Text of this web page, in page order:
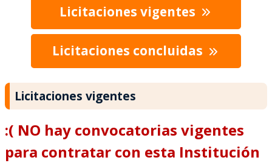
Licitaciones vigentes
Licitaciones concluidas
Licitaciones vigentes
:( NO hay convocatorias vigentes
para contratar con esta Institución